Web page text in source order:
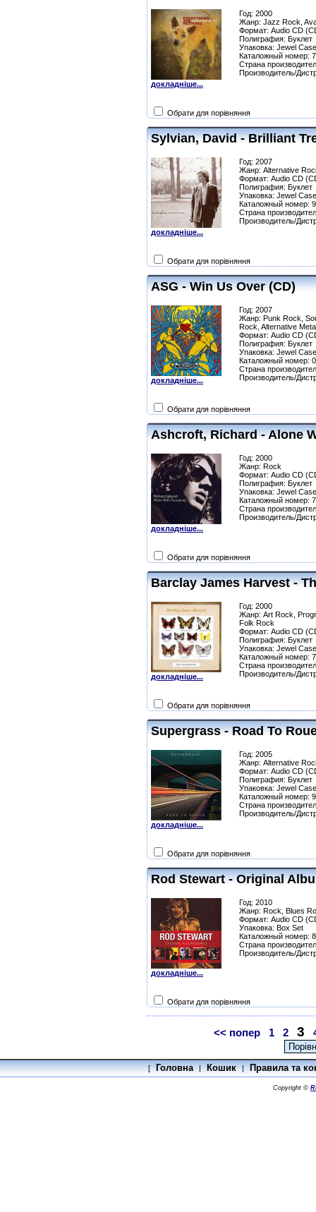
докладніше...
Год: 2000
Жанр: Jazz Rock,
Формат: Audio CD
Полиграфия: Буклет
Упаковка: Jewel Сase
Каталожный номер:
Страна
Производитель/
Обрати для порівняння
Sylvian, David - Brilliant
докладніше...
Год: 2007
Жанр: Alternative
Формат: Audio CD
Полиграфия: Буклет
Упаковка: Jewel Сase
Каталожный номер:
Страна
Производитель/
Обрати для порівняння
ASG - Win Us Over (CD)
докладніше...
Год: 2007
Жанр: Punk Rock,
Rock, Alternative
Формат: Audio CD
Полиграфия: Буклет
Упаковка: Jewel Сase
Каталожный номер:
Страна
Производитель/
Обрати для порівняння
Ashcroft, Richard - Alone
докладніше...
Год: 2000
Жанр: Rock
Формат: Audio CD
Полиграфия: Буклет
Упаковка: Jewel Сase
Каталожный номер:
Страна
Производитель/
Обрати для порівняння
Barclay James Harvest -
докладніше...
Год: 2000
Жанр: Art Rock,
Folk Rock
Формат: Audio CD
Полиграфия: Буклет
Упаковка: Jewel Сase
Каталожный номер:
Страна
Производитель/
Обрати для порівняння
Supergrass - Road To
докладніше...
Год: 2005
Жанр: Alternative
Формат: Audio CD
Полиграфия: Буклет
Упаковка: Jewel Сase
Каталожный номер:
Страна
Производитель/
Обрати для порівняння
Rod Stewart - Original
докладніше...
Год: 2010
Жанр: Rock, Blues
Формат: Audio CD
Упаковка: Box Set
Каталожный номер:
Страна
Производитель/
Обрати для порівняння
<< попер 1 2 3
[ Головна | Кошик | Правила та
Copyright ©